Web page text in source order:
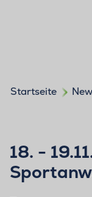
Startseite
18. -